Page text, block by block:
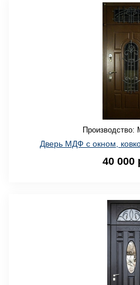
Производство:
Дверь МДФ с окном,
40 000